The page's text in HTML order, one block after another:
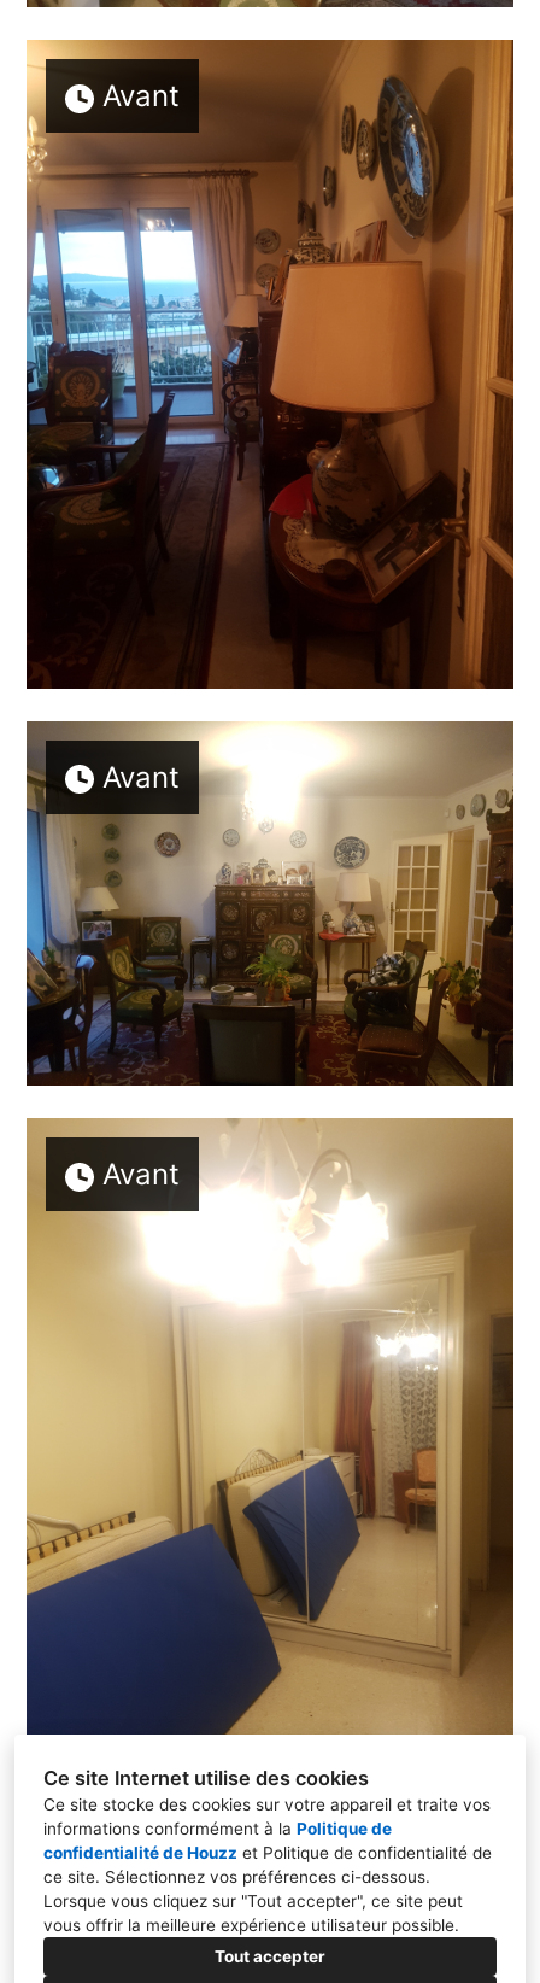
Ce site Internet utilise des cookies
Ce site stocke des cookies sur votre appareil et traite vos
informations conformément à la Politique de
confidentialité de Houzz et Politique de confidentialité de
ce site. Sélectionnez vos préférences ci-dessous.
Lorsque vous cliquez sur "Tout accepter", ce site peut
vous offrir la meilleure expérience utilisateur possible.
Tout accepter
Avant
Avant
Avant
15 boulevard de Suisse, 98000, MONACO
06 62 42 91 77